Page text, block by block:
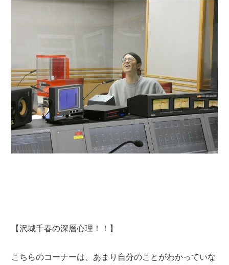
【沢城千春の深層心理！！】
こちらのコーナーは、あまり自分のことがわかっていな